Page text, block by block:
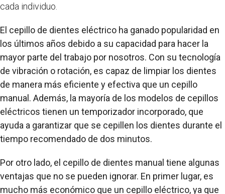
cada individuo.
El cepillo de dientes eléctrico ha ganado popularidad en
los últimos años debido a su capacidad para hacer la
mayor parte del trabajo por nosotros. Con su tecnología
de vibración o rotación, es capaz de limpiar los dientes
de manera más eficiente y efectiva que un cepillo
manual. Además, la mayoría de los modelos de cepillos
eléctricos tienen un temporizador incorporado, que
ayuda a garantizar que se cepillen los dientes durante el
tiempo recomendado de dos minutos.
Por otro lado, el cepillo de dientes manual tiene algunas
ventajas que no se pueden ignorar. En primer lugar, es
mucho más económico que un cepillo eléctrico, ya que